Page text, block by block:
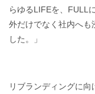
らゆるLIFEを、FULL
外だけでなく社内へも
した。」
リブランディングに